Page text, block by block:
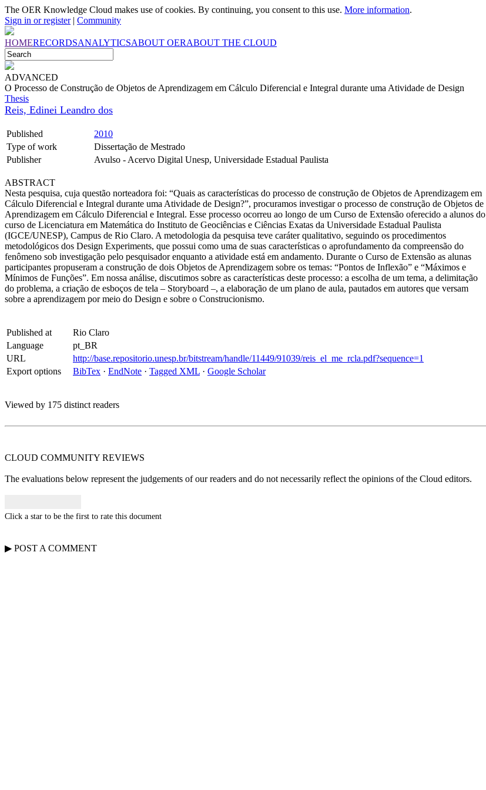
The OER Knowledge Cloud makes use of cookies. By continuing, you consent to this use. More information.
Sign in or register| Community
HOMERECORDSANALYTICSABOUT OERABOUT THE CLOUD
ADVANCED
O Processo de Construção de Objetos de Aprendizagem em Cálculo Diferencial e Integral durante uma Atividade de Design
Thesis
Reis, Edinei Leandro dos
Published
2010
Type of work
Dissertação de Mestrado
Publisher
Avulso - Acervo Digital Unesp, Universidade Estadual Paulista
ABSTRACT
Nesta pesquisa, cuja questão norteadora foi: “Quais as características do processo de construção de Objetos de Aprendizagem em
Cálculo Diferencial e Integral durante uma Atividade de Design?”, procuramos investigar o processo de construção de Objetos de
Aprendizagem em Cálculo Diferencial e Integral. Esse processo ocorreu ao longo de um Curso de Extensão oferecido a alunos do
curso de Licenciatura em Matemática do Instituto de Geociências e Ciências Exatas da Universidade Estadual Paulista
(IGCE/UNESP), Campus de Rio Claro. A metodologia da pesquisa teve caráter qualitativo, seguindo os procedimentos
metodológicos dos Design Experiments, que possui como uma de suas características o aprofundamento da compreensão do
fenômeno sob investigação pelo pesquisador enquanto a atividade está em andamento. Durante o Curso de Extensão as alunas
participantes propuseram a construção de dois Objetos de Aprendizagem sobre os temas: “Pontos de Inflexão” e “Máximos e
Mínimos de Funções”. Em nossa análise, discutimos sobre as características deste processo: a escolha de um tema, a delimitação
do problema, a criação de esboços de tela – Storyboard –, a elaboração de um plano de aula, pautados em autores que versam
sobre a aprendizagem por meio do Design e sobre o Construcionismo.
Published at
Rio Claro
Language
pt_BR
URL
http://base.repositorio.unesp.br/bitstream/handle/11449/91039/reis_el_me_rcla.pdf?sequence=1
Export options
BibTex · EndNote · Tagged XML · Google Scholar
Viewed by 175 distinct readers
CLOUD COMMUNITY REVIEWS
The evaluations below represent the judgements of our readers and do not necessarily reflect the opinions of the Cloud editors.
Click a star to be the first to rate this document
▶ POST A COMMENT